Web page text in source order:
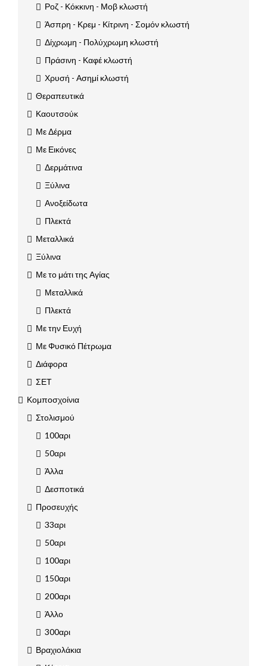
Ροζ - Κόκκινη - Μοβ κλωστή
Άσπρη - Κρεμ - Κίτρινη - Σομόν κλωστή
Δίχρωμη - Πολύχρωμη κλωστή
Πράσινη - Καφέ κλωστή
Χρυσή - Ασημί κλωστή
Θεραπευτικά
Καουτσούκ
Με Δέρμα
Με Εικόνες
Δερμάτινα
Ξύλινα
Ανοξείδωτα
Πλεκτά
Μεταλλικά
Ξύλινα
Με το μάτι της Αγίας
Μεταλλικά
Πλεκτά
Με την Ευχή
Με Φυσικό Πέτρωμα
Διάφορα
ΣΕΤ
Κομποσχοίνια
Στολισμού
100αρι
50αρι
Άλλα
Δεσποτικά
Προσευχής
33αρι
50αρι
100αρι
150αρι
200αρι
Άλλο
300αρι
Βραχιολάκια